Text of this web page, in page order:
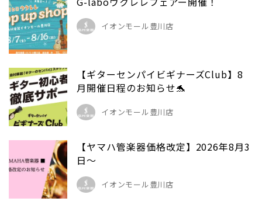
イオンモール豊川店
【ギターセンパイビギナーズClub】8
月開催日程のお知らせ🐬
イオンモール豊川店
【ヤマハ管楽器価格改定】2026年8月3
日～
イオンモール豊川店